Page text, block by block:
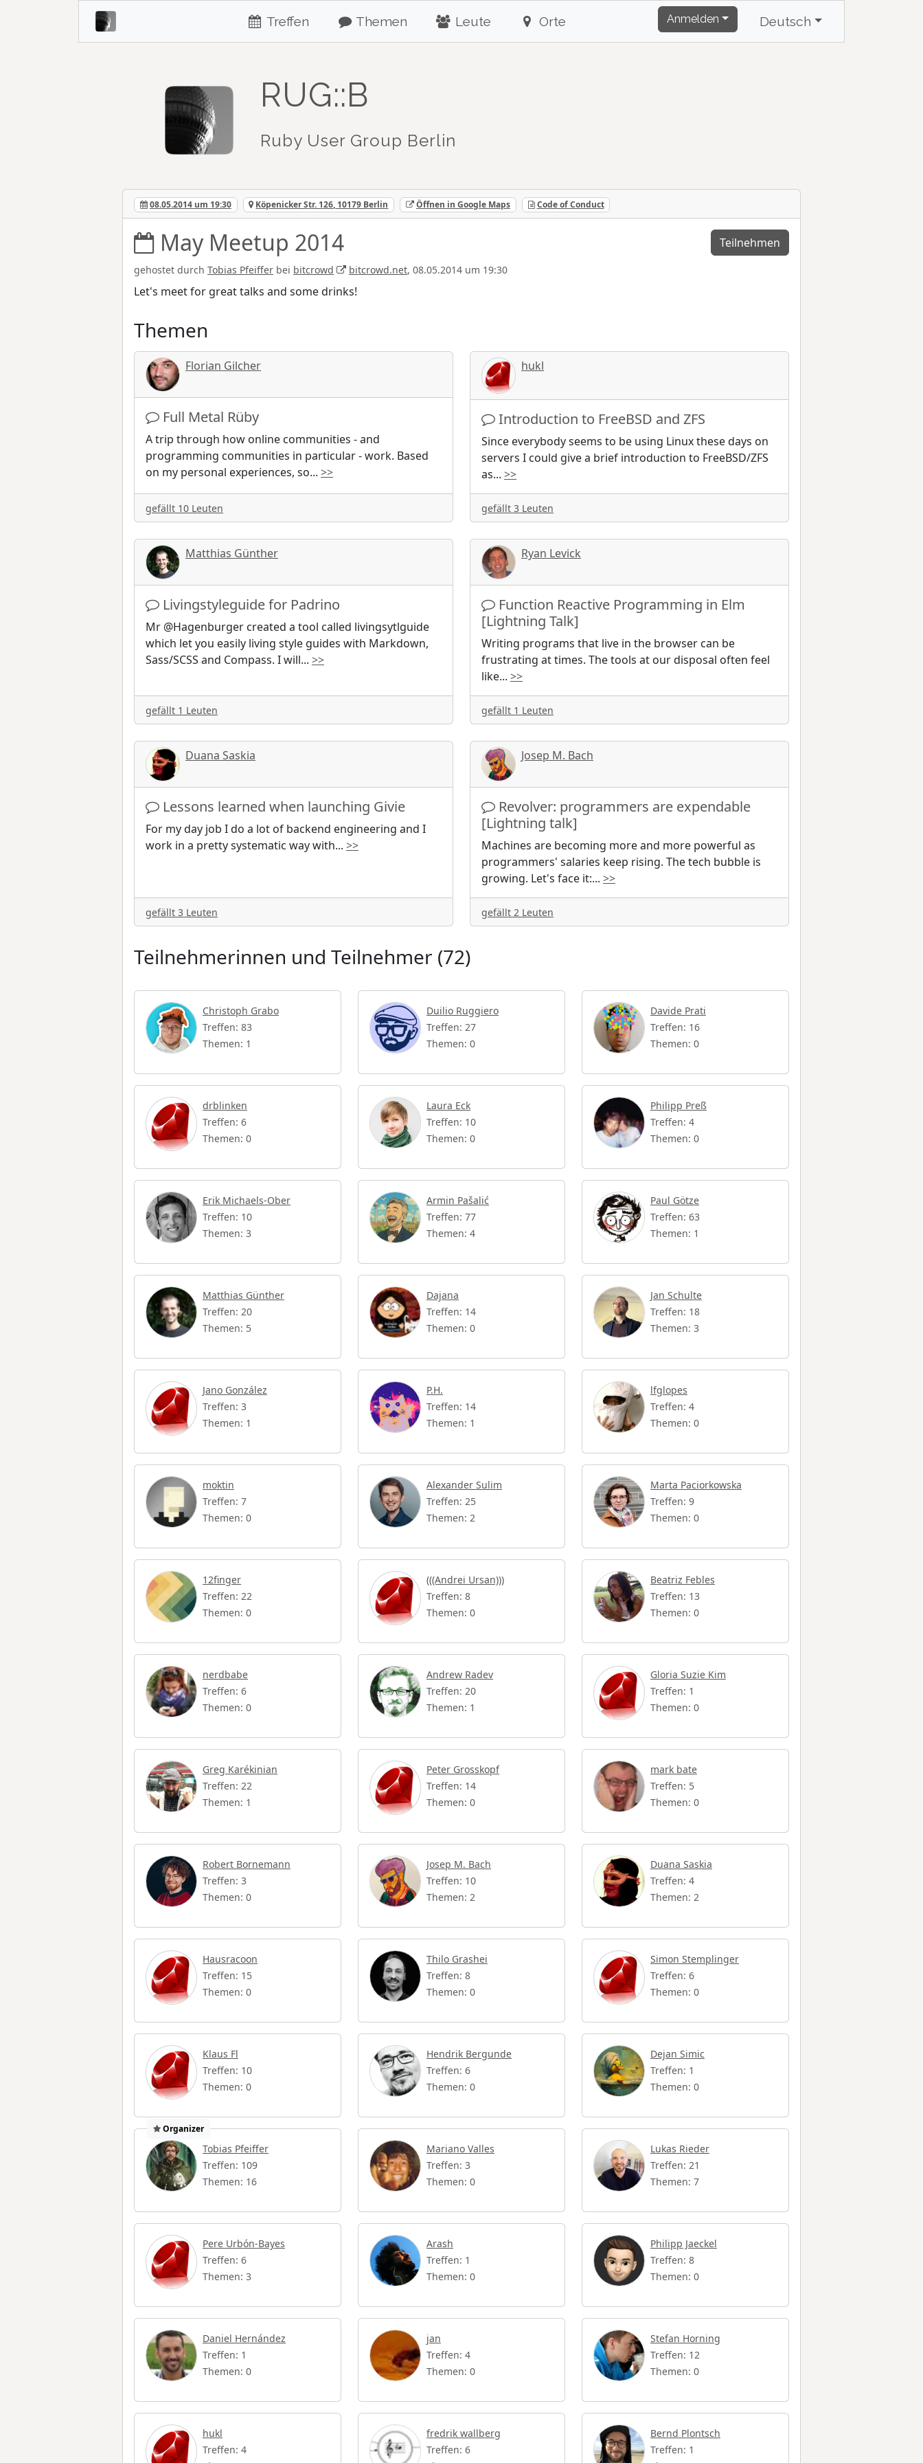
Treffen Themen Leute Orte Anmelden Deutsch
RUG::B
Ruby User Group Berlin
08.05.2014 um 19:30 Köpenicker Str. 126, 10179 Berlin Öffnen in Google Maps Code of Conduct
May Meetup 2014
gehostet durch Tobias Pfeiffer bei bitcrowd bitcrowd.net, 08.05.2014 um 19:30
Teilnehmen
Let's meet for great talks and some drinks!
Themen
Florian Gilcher
Full Metal Rüby
A trip through how online communities - and
programming communities in particular - work. Based
on my personal experiences, so... >>
gefällt 10 Leuten
hukl
Introduction to FreeBSD and ZFS
Since everybody seems to be using Linux these days on
servers I could give a brief introduction to FreeBSD/ZFS
as... >>
gefällt 3 Leuten
Matthias Günther
Livingstyleguide for Padrino
Mr @Hagenburger created a tool called livingsytlguide
which let you easily living style guides with Markdown,
Sass/SCSS and Compass. I will... >>
gefällt 1 Leuten
Ryan Levick
Function Reactive Programming in Elm
[Lightning Talk]
Writing programs that live in the browser can be
frustrating at times. The tools at our disposal often feel
like... >>
gefällt 1 Leuten
Duana Saskia
Lessons learned when launching Givie
For my day job I do a lot of backend engineering and I
work in a pretty systematic way with... >>
gefällt 3 Leuten
Josep M. Bach
Revolver: programmers are expendable
[Lightning talk]
Machines are becoming more and more powerful as
programmers' salaries keep rising. The tech bubble is
growing. Let's face it:... >>
gefällt 2 Leuten
Teilnehmerinnen und Teilnehmer (72)
Christoph Grabo
Treffen: 83
Themen: 1
Duilio Ruggiero
Treffen: 27
Themen: 0
Davide Prati
Treffen: 16
Themen: 0
drblinken
Treffen: 6
Themen: 0
Laura Eck
Treffen: 10
Themen: 0
Philipp Preß
Treffen: 4
Themen: 0
Erik Michaels-Ober
Treffen: 10
Themen: 3
Armin Pašalić
Treffen: 77
Themen: 4
Paul Götze
Treffen: 63
Themen: 1
Matthias Günther
Treffen: 20
Themen: 5
Dajana
Treffen: 14
Themen: 0
Jan Schulte
Treffen: 18
Themen: 3
Jano González
Treffen: 3
Themen: 1
P.H.
Treffen: 14
Themen: 1
lfglopes
Treffen: 4
Themen: 0
moktin
Treffen: 7
Themen: 0
Alexander Sulim
Treffen: 25
Themen: 2
Marta Paciorkowska
Treffen: 9
Themen: 0
12finger
Treffen: 22
Themen: 0
(((Andrei Ursan)))
Treffen: 8
Themen: 0
Beatriz Febles
Treffen: 13
Themen: 0
nerdbabe
Treffen: 6
Themen: 0
Andrew Radev
Treffen: 20
Themen: 1
Gloria Suzie Kim
Treffen: 1
Themen: 0
Greg Karékinian
Treffen: 22
Themen: 1
Peter Grosskopf
Treffen: 14
Themen: 0
mark bate
Treffen: 5
Themen: 0
Robert Bornemann
Treffen: 3
Themen: 0
Josep M. Bach
Treffen: 10
Themen: 2
Duana Saskia
Treffen: 4
Themen: 2
Hausracoon
Treffen: 15
Themen: 0
Thilo Grashei
Treffen: 8
Themen: 0
Simon Stemplinger
Treffen: 6
Themen: 0
Klaus Fl
Treffen: 10
Themen: 0
Hendrik Bergunde
Treffen: 6
Themen: 0
Dejan Simic
Treffen: 1
Themen: 0
Organizer
Tobias Pfeiffer
Treffen: 109
Themen: 16
Mariano Valles
Treffen: 3
Themen: 0
Lukas Rieder
Treffen: 21
Themen: 7
Pere Urbón-Bayes
Treffen: 6
Themen: 3
Arash
Treffen: 1
Themen: 0
Philipp Jaeckel
Treffen: 8
Themen: 0
Daniel Hernández
Treffen: 1
Themen: 0
jan
Treffen: 4
Themen: 0
Stefan Horning
Treffen: 12
Themen: 0
hukl
Treffen: 4
fredrik wallberg
Treffen: 6
Bernd Plontsch
Treffen: 1